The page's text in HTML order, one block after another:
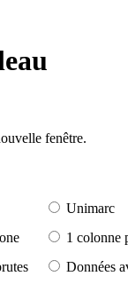
fenêtre.
Unimarc
1 colonne
Données